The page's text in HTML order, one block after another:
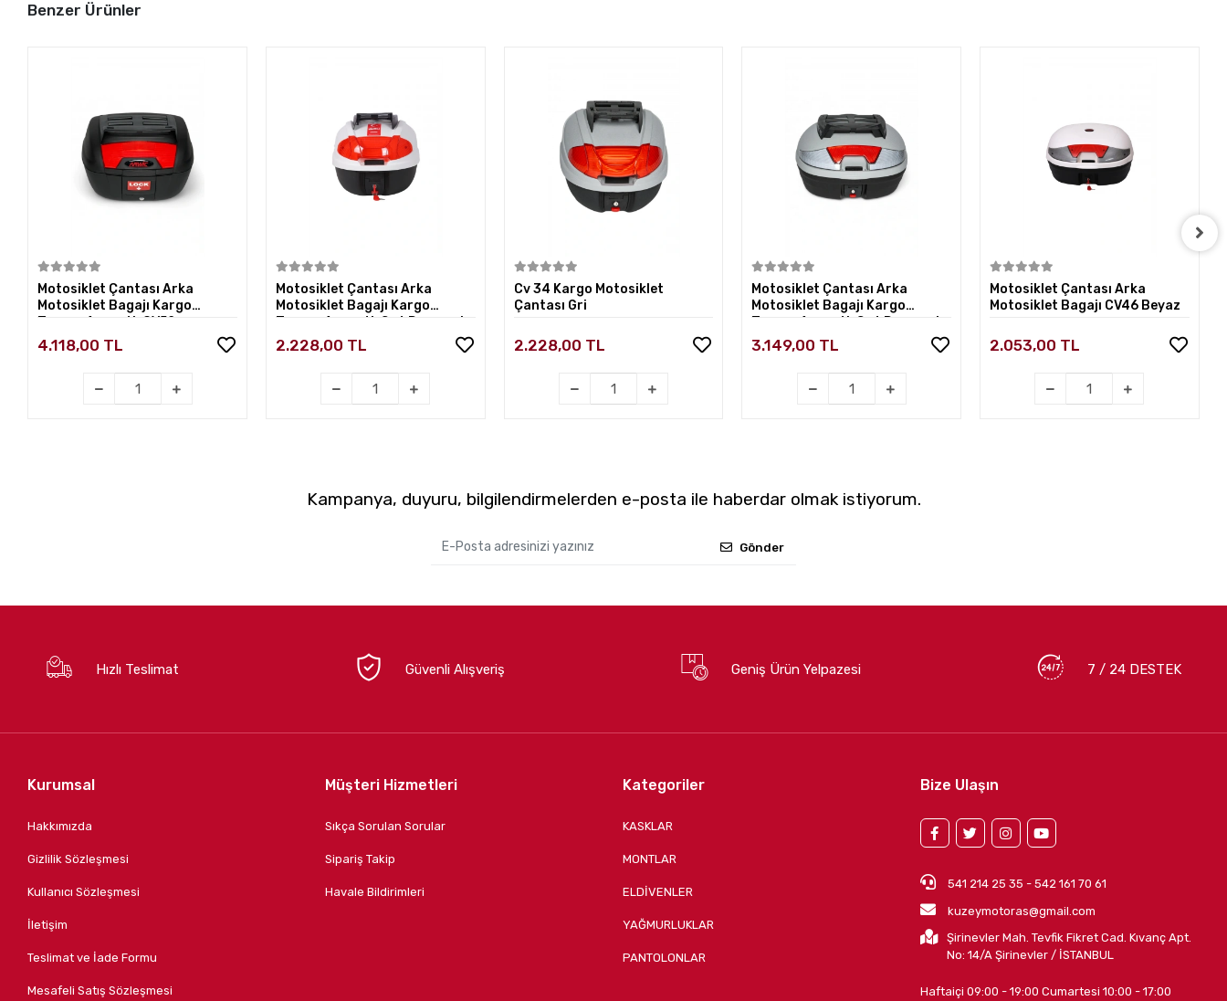
Benzer Ürünler
Motosiklet Çantası Arka
Motosiklet Bagajı Kargo
Taşıma Aparatlı CV52
4.118,00 TL
Motosiklet Çantası Arka
Motosiklet Bagajı Kargo
Taşıma Aparatlı Sırt Dayamalı
CV34 Beyaz
2.228,00 TL
Cv 34 Kargo Motosiklet
Çantası Gri
2.228,00 TL
Motosiklet Çantası Arka
Motosiklet Bagajı Kargo
Taşıma Aparatlı Sırt Dayamalı
CV46 Gri
3.149,00 TL
Motosiklet Çantası Arka
Motosiklet Bagajı CV46 Beyaz
2.053,00 TL
Kampanya, duyuru, bilgilendirmelerden e-posta ile haberdar olmak istiyorum.
Gönder
Hızlı Teslimat Güvenli Alışveriş Geniş Ürün Yelpazesi 7 / 24 DESTEK
Kurumsal
Hakkımızda
Gizlilik Sözleşmesi
Kullanıcı Sözleşmesi
İletişim
Teslimat ve İade Formu
Mesafeli Satış Sözleşmesi
Müşteri Hizmetleri
Sıkça Sorulan Sorular
Sipariş Takip
Havale Bildirimleri
Kategoriler
KASKLAR
MONTLAR
ELDİVENLER
YAĞMURLUKLAR
PANTOLONLAR
Bize Ulaşın
541 214 25 35 - 542 161 70 61
kuzeymotoras@gmail.com
Şirinevler Mah. Tevfik Fikret Cad. Kıvanç Apt.
No: 14/A Şirinevler / İSTANBUL
Haftaiçi 09:00 - 19:00 Cumartesi 10:00 - 17:00